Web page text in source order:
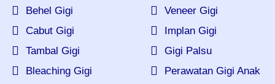
Behel Gigi
Cabut Gigi
Tambal Gigi
Bleaching Gigi
Veneer Gigi
Implan Gigi
Gigi Palsu
Perawatan Gigi Anak